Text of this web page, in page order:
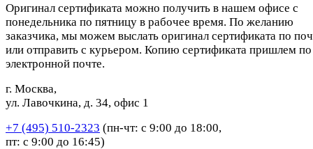
Оригинал сертификата можно получить в нашем офисе с
понедельника по пятницу в рабочее время. По желанию
заказчика, мы можем выслать оригинал сертификата по
или отправить с курьером. Копию сертификата пришлем по
электронной почте.
г. Москва,
ул. Лавочкина, д. 34, офис 1
+7 (495) 510-2323 (пн-чт: с 9:00 до 18:00,
пт: с 9:00 до 16:45)